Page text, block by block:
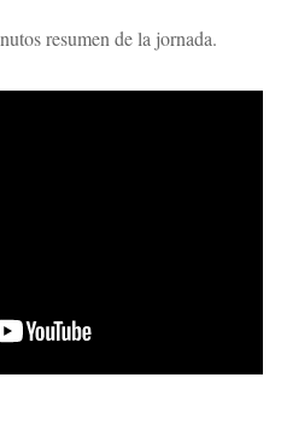
resumen de la jornada.